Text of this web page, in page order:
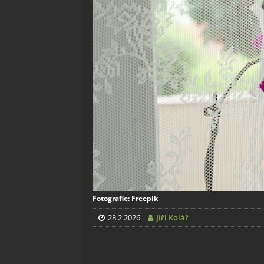
Fotografie: Freepik
28.2.2026 Jiří Kolář